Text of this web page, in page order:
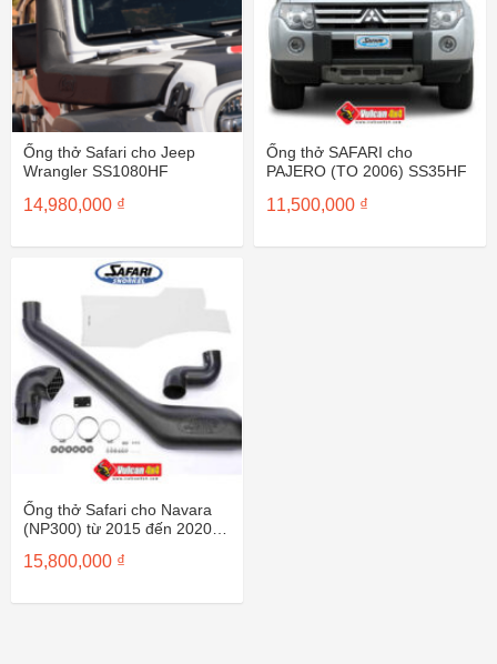
Ống thở Safari cho Jeep
Wrangler SS1080HF
14,980,000 ₫
Ống thở SAFARI cho
PAJERO (TO 2006) SS35HF
11,500,000 ₫
Ống thở Safari cho Navara
(NP300) từ 2015 đến 2020 –
15,800,000 ₫